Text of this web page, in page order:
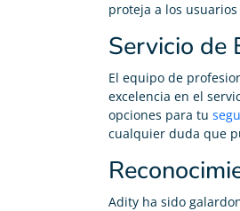
proteja a los
Servicio de
El equipo de
excelencia en el
opciones para tu
cualquier duda que
Adity ha sido